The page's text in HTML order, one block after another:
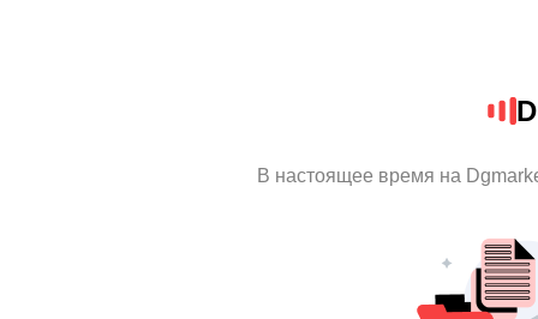
В настоящее время на